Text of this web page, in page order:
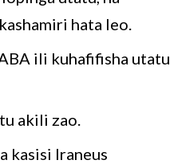
hata leo.
ili kuhafifisha utatu
akili zao.
kasisi Iraneus